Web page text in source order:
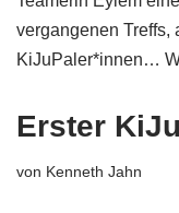
vergangenen Treffs,
KiJuPaler*innen…
Erster
von Kenneth Jahn